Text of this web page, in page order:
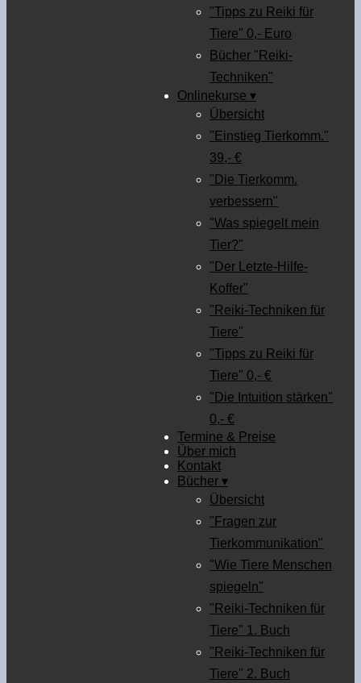
"Tipps zu Reiki für
Tiere" 0,- Euro
Bücher "Reiki-
Techniken"
Onlinekurse ▾
Übersicht
"Einstieg Tierkomm."
39,- €
"Die Tierkomm.
verbessern"
"Was spiegelt mein
Tier?"
"Der Letzte-Hilfe-
Koffer"
"Reiki-Techniken für
Tiere"
"Tipps zu Reiki für
Tiere" 0,- €
"Die Intuition stärken"
0,- €
Termine & Preise
Über mich
Kontakt
Bücher ▾
Übersicht
"Fragen zur
Tierkommunikation"
"Wie Tiere Menschen
spiegeln"
"Reiki-Techniken für
Tiere" 1. Buch
"Reiki-Techniken für
Tiere" 2. Buch